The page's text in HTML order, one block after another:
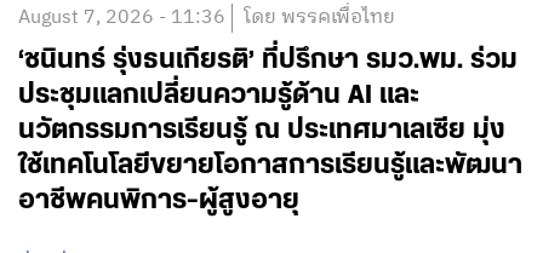
August 7, 2026 - 11:36 โดย พรรคเพื่อไทย
‘ชนินทร์ รุ่งธนเกียรติ’ ที่ปรึกษา รมว.พม. ร่วม
ประชุมแลกเปลี่ยนความรู้ด้าน AI และ
นวัตกรรมการเรียนรู้ ณ ประเทศมาเลเซีย มุ่ง
ใช้เทคโนโลยีขยายโอกาสการเรียนรู้และพัฒนา
อาชีพคนพิการ-ผู้สูงอายุ